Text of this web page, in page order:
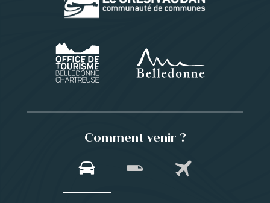
Comment venir ?